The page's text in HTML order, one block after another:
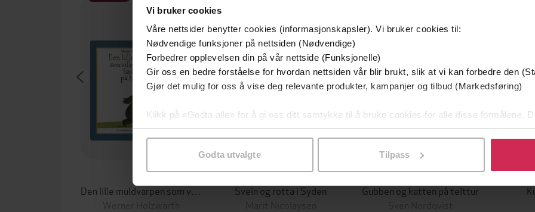
Vi bruker cookies
Våre nettsider benytter cookies (informasjonskapsler). Vi bruker cookies til:
Nødvendige funksjoner på nettsiden (Nødvendige)
Forbedrer opplevelsen din på vår nettside (Funksjonelle)
Gir oss en bedre forståelse for hvordan nettsiden vår blir brukt, slik at vi kan forbedre den
Gjør det mulig for oss å vise deg relevante produkter, kampanjer og tilbud (Markedsføring)
Klikk på «Godta alle» for å gi oss ditt samtykke til å bruke cookies for alle disse formålene.
samtykke til spesifikke formål ved å klikke på «Tilpass». Du kan når som helst trekke
Godta utvalgte Tilpass
99,-
Den lille muldvarpen som ville vite hvem som hadde bæsjet på hodet hans
Werner Holzwarth
129,-
Svein og rotta i Syden
179,-
Gubben og katten på telttur